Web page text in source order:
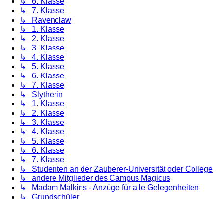
↳ 7. Klasse
↳ Ravenclaw
↳ 1. Klasse
↳ 2. Klasse
↳ 3. Klasse
↳ 4. Klasse
↳ 5. Klasse
↳ 6. Klasse
↳ 7. Klasse
↳ Slytherin
↳ 1. Klasse
↳ 2. Klasse
↳ 3. Klasse
↳ 4. Klasse
↳ 5. Klasse
↳ 6. Klasse
↳ 7. Klasse
↳ Studenten an der Zauberer-Universität oder College
↳ andere Mitglieder des Campus Magicus
↳ Madam Malkins - Anzüge für alle Gelegenheiten
↳ Grundschüler